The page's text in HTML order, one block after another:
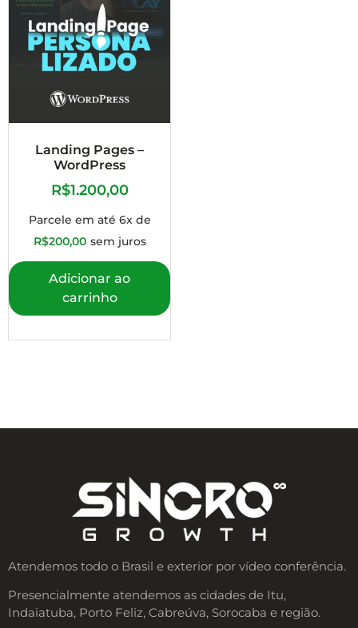
Landing Pages –
WordPress
R$1.200,00
Parcele em até 6x de
R$200,00 sem juros
Adicionar ao
carrinho
Atendemos todo o Brasil e exterior por vídeo conferência.
Presencialmente atendemos as cidades de Itu,
Indaiatuba, Porto Feliz, Cabreúva, Sorocaba e região.